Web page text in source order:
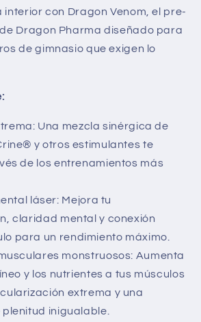
interior con Dragon Venom, el pre-
Dragon Pharma diseñado para
de gimnasio que exigen lo
Una mezcla sinérgica de
y otros estimulantes te
de los entrenamientos más
láser: Mejora tu
claridad mental y conexión
para un rendimiento máximo.
monstruosos: Aumenta
y los nutrientes a tus músculos
extrema y una
inigualable.